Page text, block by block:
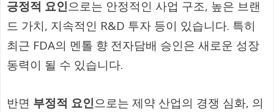
긍정적 요인으로는 안정적인 사업 구조, 높은 브랜
드 가치, 지속적인 R&D 투자 등이 있습니다. 특히
최근 FDA의 멘톨 향 전자담배 승인은 새로운 성장
동력이 될 수 있습니다.
반면 부정적 요인으로는 제약 산업의 경쟁 심화, 의